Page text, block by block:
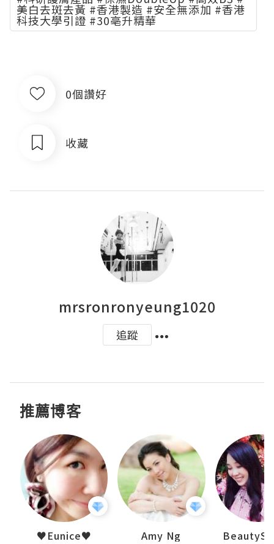
美白去斑去黃 #香港製造 #安全無添加 #香港
科技大學引證 #30亳升精華
0個讚好
收藏
mrsronronyeung1020
追蹤
推薦博客
♥Eunice♥ Amy Ng